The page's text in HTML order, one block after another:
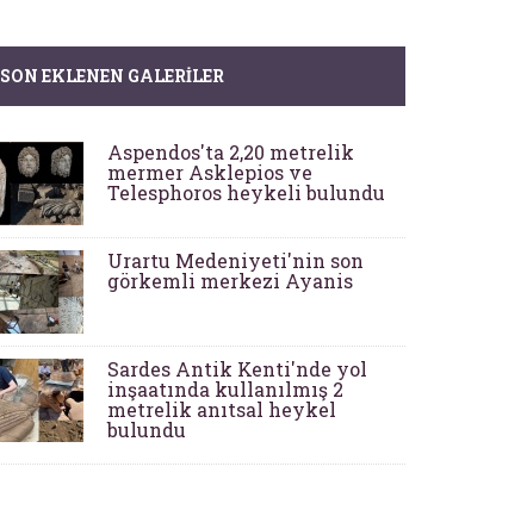
SON EKLENEN GALERILER
Aspendos'ta 2,20 metrelik
mermer Asklepios ve
Telesphoros heykeli bulundu
Urartu Medeniyeti'nin son
görkemli merkezi Ayanis
Sardes Antik Kenti'nde yol
inşaatında kullanılmış 2
metrelik anıtsal heykel
bulundu